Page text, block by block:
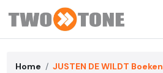
Home JUSTEN DE WILDT Boeken